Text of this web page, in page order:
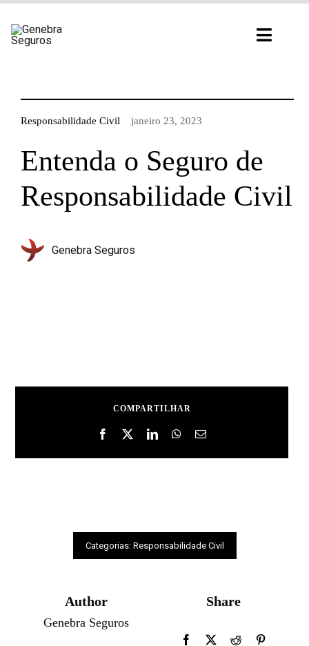
para
Responsabilidade Civil janeiro 23, 2023
Entenda o Seguro de
Responsabilidade Civil
Genebra Seguros
COMPARTILHAR
Categorias: Responsabilidade Civil
Author
Genebra Seguros
Share